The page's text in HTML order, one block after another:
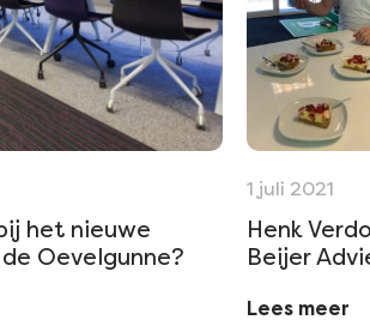
het nieuwe
Oevelgunne?
1 juli 2021
Henk
Beijer
Lees meer